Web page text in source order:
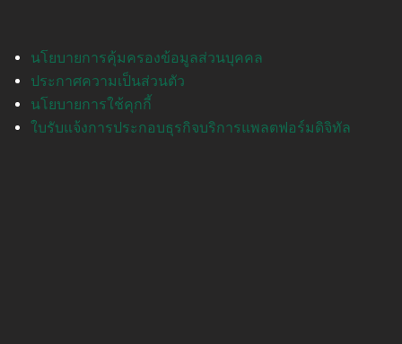
นโยบายการคุ้มครองข้อมูลส่วนบุคคล
ประกาศความเป็นส่วนตัว
นโยบายการใช้คุกกี้
ใบรับแจ้งการประกอบธุรกิจบริการแพลตฟอร์มดิจิทัล